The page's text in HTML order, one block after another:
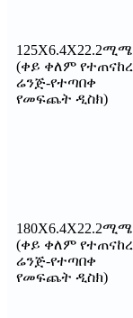
125X6.4X22.2ሚሜ
(ቀይ ቀለም የተጠናከረ
ሬንጅ-የተጣበቀ
የመፍጨት ዲስክ)
180X6.4X22.2ሚሜ
(ቀይ ቀለም የተጠናከረ
ሬንጅ-የተጣበቀ
የመፍጨት ዲስክ)